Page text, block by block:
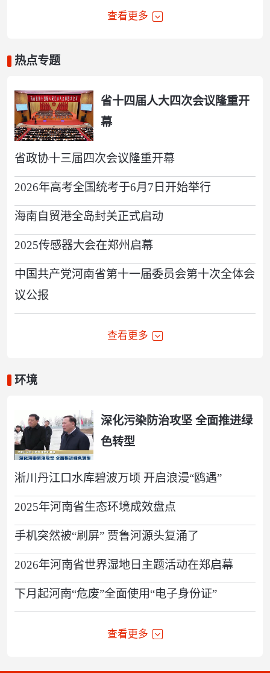
查看更多
热点专题
省十四届人大四次会议隆重开
幕
省政协十三届四次会议隆重开幕
2026年高考全国统考于6月7日开始举行
海南自贸港全岛封关正式启动
2025传感器大会在郑州启幕
中国共产党河南省第十一届委员会第十次全体会
议公报
查看更多
环境
深化污染防治攻坚 全面推进绿
色转型
淅川丹江口水库碧波万顷 开启浪漫“鸥遇”
2025年河南省生态环境成效盘点
手机突然被“刷屏” 贾鲁河源头复涌了
2026年河南省世界湿地日主题活动在郑启幕
下月起河南“危废”全面使用“电子身份证”
查看更多